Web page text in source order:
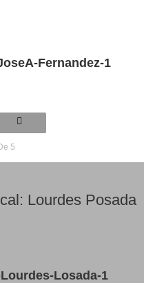
Fernandez-1
5
Lourdes Posada
Losada-1